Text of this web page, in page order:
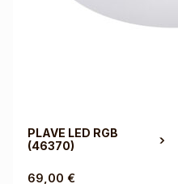
PLAVE LED RGB
(46370)
69,00 €